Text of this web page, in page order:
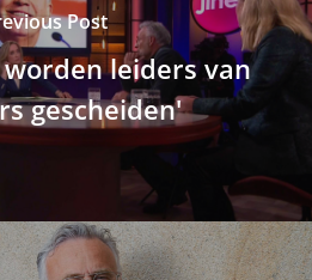
Post
leiders van
gescheiden'